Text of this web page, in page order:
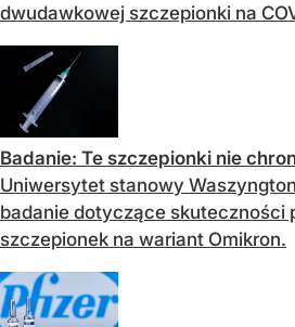
dwudawkowej szczepionki na
Badanie: Te szczepionki nie
Uniwersytet stanowy
badanie dotyczące skuteczności
szczepionek na wariant Omikron.